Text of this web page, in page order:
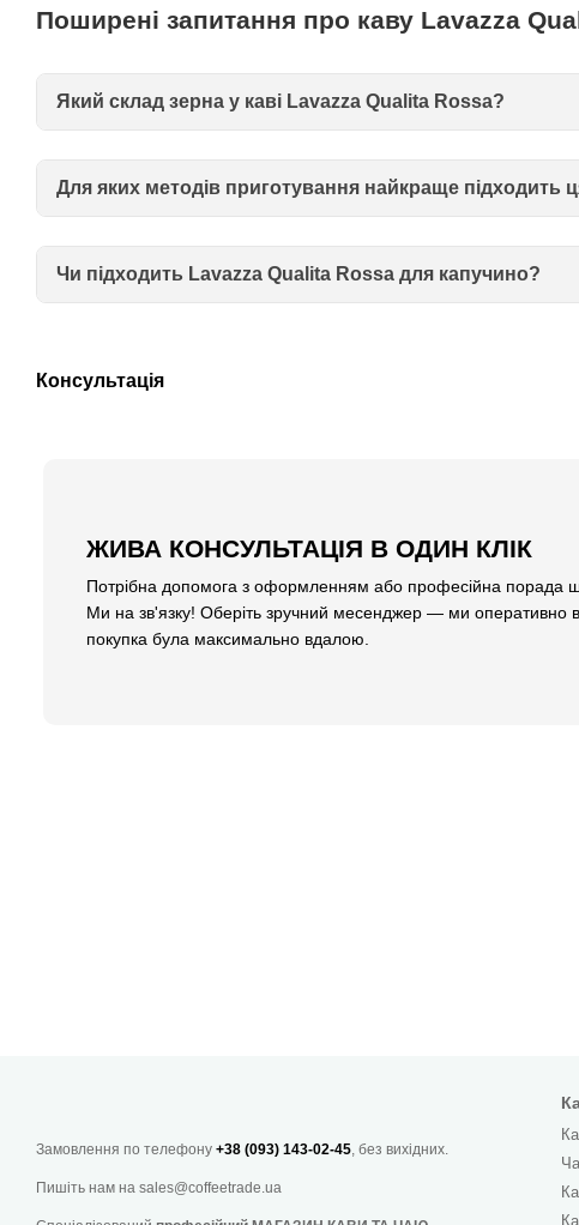
Поширені запитання про каву Lavazza
Який склад зерна у каві Lavazza Qualita Rossa?
Для яких методів приготування найкраще підходить
Чи підходить Lavazza Qualita Rossa для капучино?
Консультація
ЖИВА КОНСУЛЬТАЦІЯ В ОДИН КЛІК
Потрібна допомога з оформленням або професійна порада
Ми на зв'язку! Оберіть зручний месенджер — ми оперативно
покупка була максимально вдалою.
Замовлення по телефону +38 (093) 143-02-45, без вихідних.
Пишіть нам на sales@coffeetrade.ua